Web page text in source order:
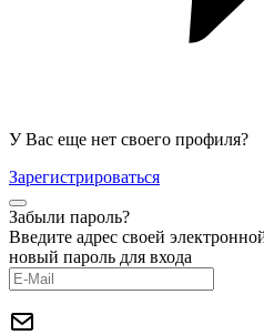
У Вас еще нет своего профиля?
Зарегистрироваться
Забыли пароль?
Введите адрес своей
новый пароль для входа